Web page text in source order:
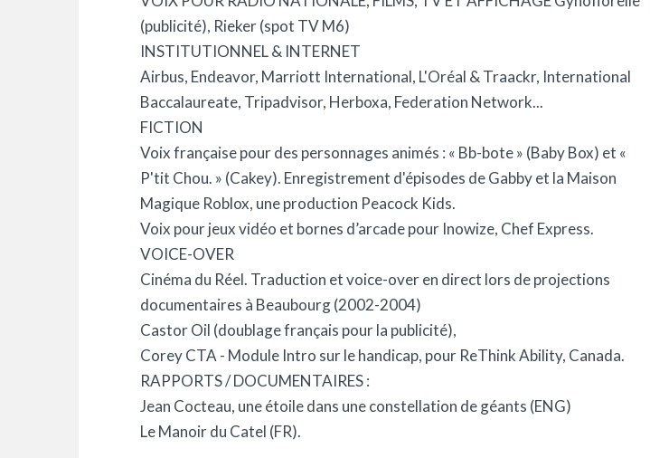
(publicité), Rieker (spot TV M6)
INSTITUTIONNEL & INTERNET
Airbus, Endeavor, Marriott International, L'Oréal & Traackr, International
Baccalaureate, Tripadvisor, Herboxa, Federation Network...
FICTION
Voix française pour des personnages animés : « Bb-bote » (Baby Box) et «
P'tit Chou. » (Cakey). Enregistrement d'épisodes de Gabby et la Maison
Magique Roblox, une production Peacock Kids.
Voix pour jeux vidéo et bornes d’arcade pour Inowize, Chef Express.
VOICE-OVER
Cinéma du Réel. Traduction et voice-over en direct lors de projections
documentaires à Beaubourg (2002-2004)
Castor Oil (doublage français pour la publicité),
Corey CTA - Module Intro sur le handicap, pour ReThink Ability, Canada.
RAPPORTS / DOCUMENTAIRES :
Jean Cocteau, une étoile dans une constellation de géants (ENG)
Le Manoir du Catel (FR).